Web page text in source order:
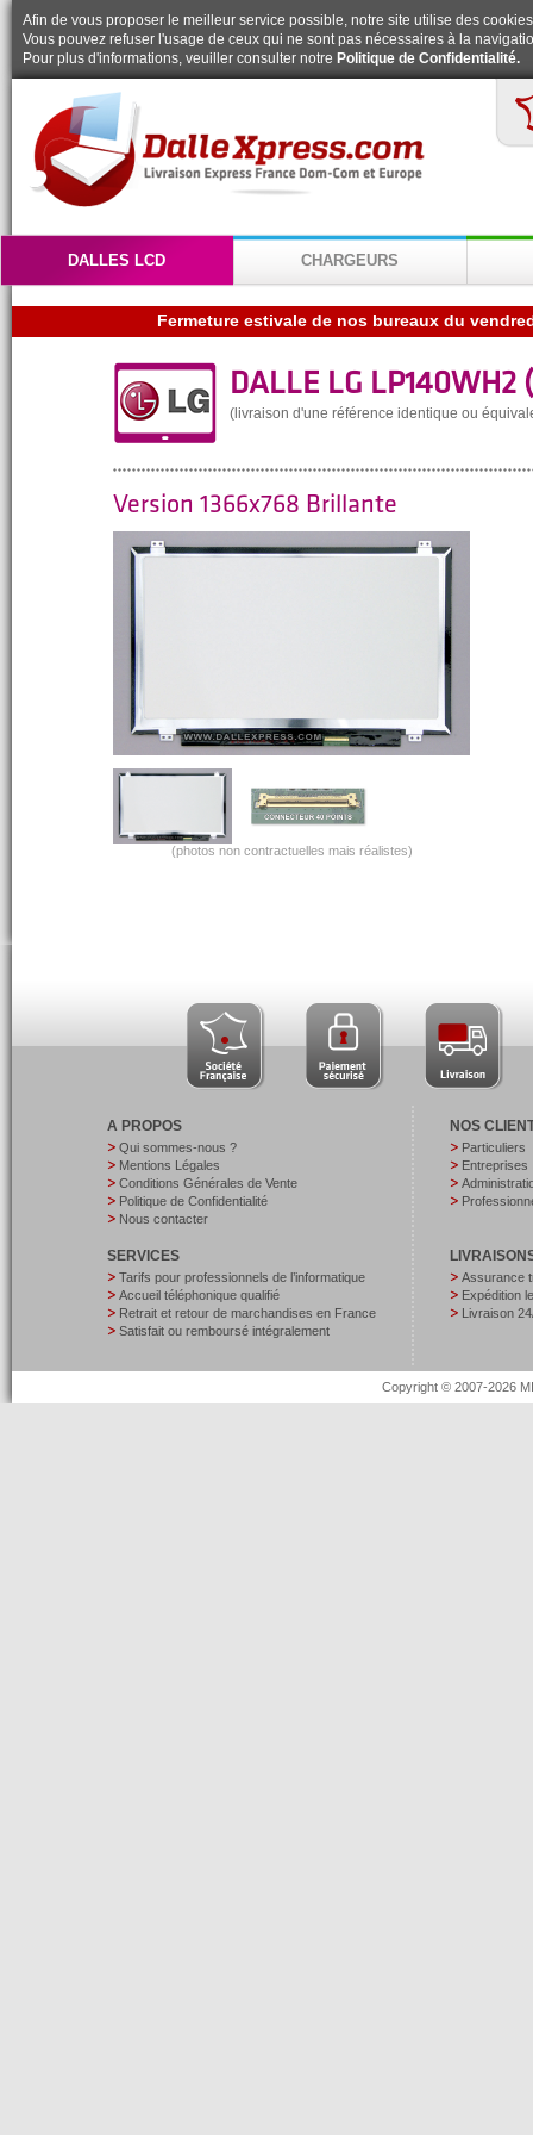
Afin de vous proposer le meilleur service possible, notre site utilise des
Vous pouvez refuser l'usage de ceux qui ne sont pas nécessaires à la
Pour plus d'informations, veuiller consulter notre Politique de Confidentialité.
DALLES LCD CHARGEURS
DALLE LG LP140WH2
(livraison d'une référence identique ou
Version 1366x768 Brillante
(photos non contractuelles mais réalistes)
A PROPOS
Qui sommes-nous ?
Mentions Légales
Conditions Générales de Vente
Politique de Confidentialité
Nous contacter
SERVICES
Tarifs pour professionnels de l’informatique
Accueil téléphonique qualifié
Retrait et retour de marchandises en France
Satisfait ou remboursé intégralement
NOS
Particuliers
Entreprises
Assurance
Expédition
Livraison
Copyright © 2007-2026